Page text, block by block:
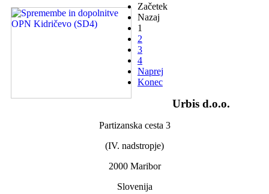
Začetek
Nazaj
1
2
3
4
Naprej
Konec
Urbis d.o.o.
Partizanska cesta 3
(IV. nadstropje)
2000 Maribor
Slovenija